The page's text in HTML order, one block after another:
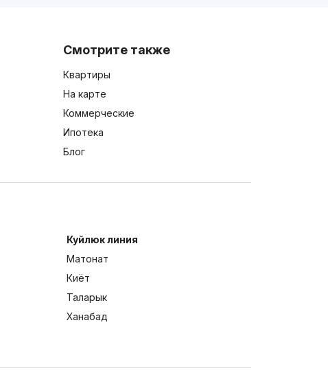
Смотрите также
Квартиры
На карте
Коммерческие
Ипотека
Блог
Куйлюк линия
Матонат
Киёт
Таларык
Ханабад